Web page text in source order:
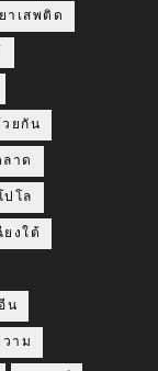
าเสพติด
วยกัน
าด
ปโล
ยงใต้
น
าม